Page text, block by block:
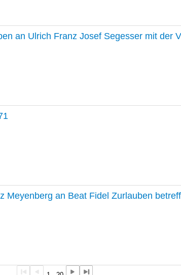
an Ulrich Franz Josef Segesser mit der
Meyenberg an Beat Fidel Zurlauben